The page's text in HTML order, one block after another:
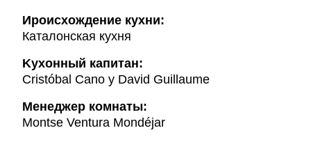
Ироисхождение кухни:
Каталонская кухня
Kухонный капитан:
Cristóbal Cano y David Guillaume
Менеджер комнаты:
Montse Ventura Mondéjar